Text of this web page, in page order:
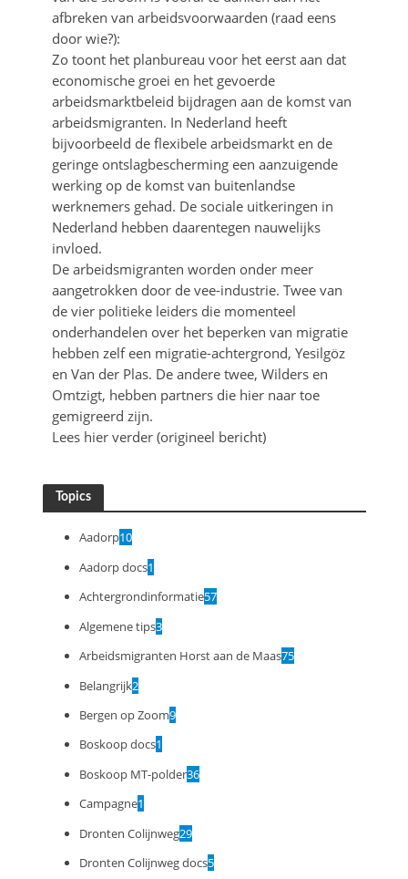
afbreken van arbeidsvoorwaarden (raad eens
door wie?):
Zo toont het planbureau voor het eerst aan dat
economische groei en het gevoerde
arbeidsmarktbeleid bijdragen aan de komst van
arbeidsmigranten. In Nederland heeft
bijvoorbeeld de flexibele arbeidsmarkt en de
geringe ontslagbescherming een aanzuigende
werking op de komst van buitenlandse
werknemers gehad. De sociale uitkeringen in
Nederland hebben daarentegen nauwelijks
invloed.
De arbeidsmigranten worden onder meer
aangetrokken door de vee-industrie. Twee van
de vier politieke leiders die momenteel
onderhandelen over het beperken van migratie
hebben zelf een migratie-achtergrond, Yesilgöz
en Van der Plas. De andere twee, Wilders en
Omtzigt, hebben partners die hier naar toe
gemigreerd zijn.
Lees hier verder (origineel bericht)
Topics
Aadorp10
Aadorp docs1
Achtergrondinformatie57
Algemene tips3
Arbeidsmigranten Horst aan de Maas75
Belangrijk2
Bergen op Zoom9
Boskoop docs1
Boskoop MT-polder36
Campagne1
Dronten Colijnweg29
Dronten Colijnweg docs5